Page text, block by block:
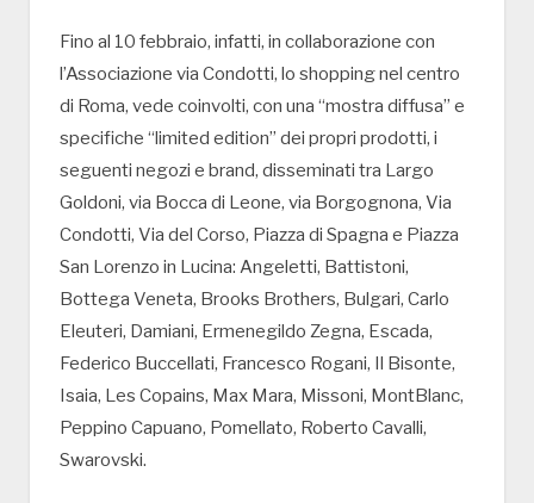
Fino al 10 febbraio, infatti, in collaborazione con
l’Associazione via Condotti, lo shopping nel centro
di Roma, vede coinvolti, con una “mostra diffusa” e
specifiche “limited edition” dei propri prodotti, i
seguenti negozi e brand, disseminati tra Largo
Goldoni, via Bocca di Leone, via Borgognona, Via
Condotti, Via del Corso, Piazza di Spagna e Piazza
San Lorenzo in Lucina: Angeletti, Battistoni,
Bottega Veneta, Brooks Brothers, Bulgari, Carlo
Eleuteri, Damiani, Ermenegildo Zegna, Escada,
Federico Buccellati, Francesco Rogani, Il Bisonte,
Isaia, Les Copains, Max Mara, Missoni, MontBlanc,
Peppino Capuano, Pomellato, Roberto Cavalli,
Swarovski.